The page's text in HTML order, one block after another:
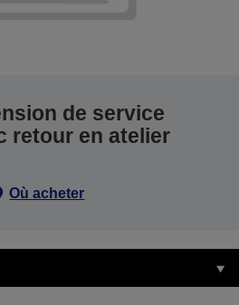
de service
retour en atelier
Où acheter